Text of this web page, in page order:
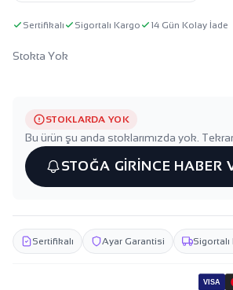
Sertifikalı Sigortalı Kargo 14 Gün Kolay İade
Stokta Yok
STOKLARDA YOK
Bu ürün şu anda stoklarımızda yok.
STOĞA GİRİNCE HABER
Sertifikalı Ayar Garantisi Sigortalı
VISA